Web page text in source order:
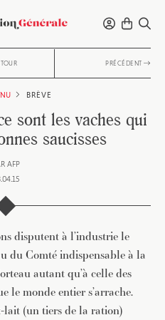
PRÉCÉDENT
BRÈVE
sont les vaches qui
saucisses
AFP
disputent à l’industrie le
du Comté indispensable à la
autant qu’à celle des
le monde entier s’arrache.
lait (un tiers de la ration)